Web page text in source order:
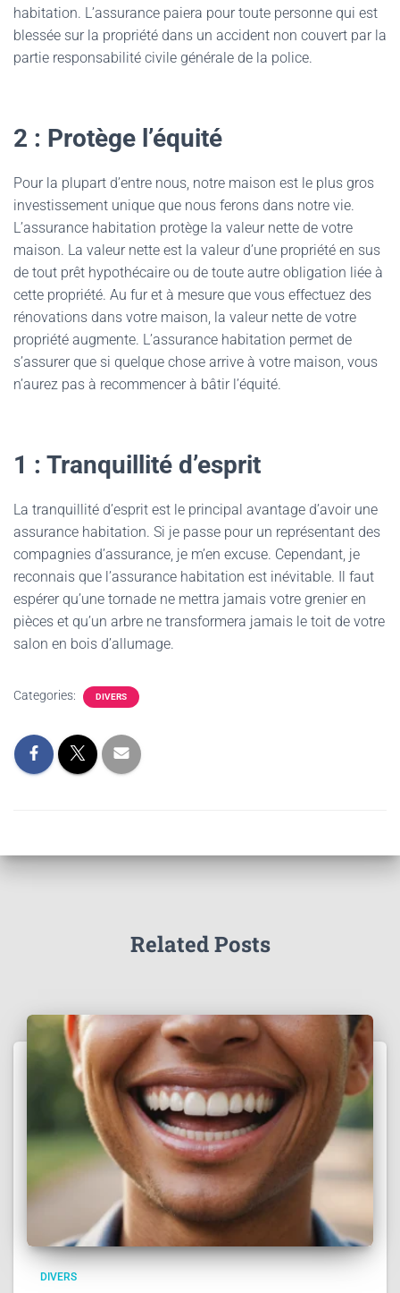
habitation. L’assurance paiera pour toute personne qui est
blessée sur la propriété dans un accident non couvert par la
partie responsabilité civile générale de la police.
2 : Protège l’équité
Pour la plupart d’entre nous, notre maison est le plus gros
investissement unique que nous ferons dans notre vie.
L’assurance habitation protège la valeur nette de votre
maison. La valeur nette est la valeur d’une propriété en sus
de tout prêt hypothécaire ou de toute autre obligation liée à
cette propriété. Au fur et à mesure que vous effectuez des
rénovations dans votre maison, la valeur nette de votre
propriété augmente. L’assurance habitation permet de
s’assurer que si quelque chose arrive à votre maison, vous
n’aurez pas à recommencer à bâtir l’équité.
1 : Tranquillité d’esprit
La tranquillité d’esprit est le principal avantage d’avoir une
assurance habitation. Si je passe pour un représentant des
compagnies d’assurance, je m’en excuse. Cependant, je
reconnais que l’assurance habitation est inévitable. Il faut
espérer qu’une tornade ne mettra jamais votre grenier en
pièces et qu’un arbre ne transformera jamais le toit de votre
salon en bois d’allumage.
Categories: DIVERS
Related Posts
DIVERS